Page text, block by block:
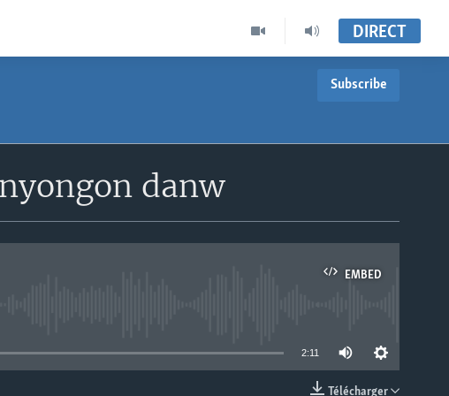
DIRECT
Subscribe
danw
EMBED
2:11
Télécharger